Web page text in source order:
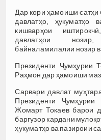
Дар кори ҳамоиши
давлатҳо, ҳукуматҳо
кишварҳои
давлатҳои
байналамилалии нозир
Президенти Ҷумҳурии
Раҳмон дар ҳамоиши
Сарвари давлат
Президенти Ҷумҳурии
Жомарт Токаев барои
баргузор кардани
ҳукуматҳо ва пазироии